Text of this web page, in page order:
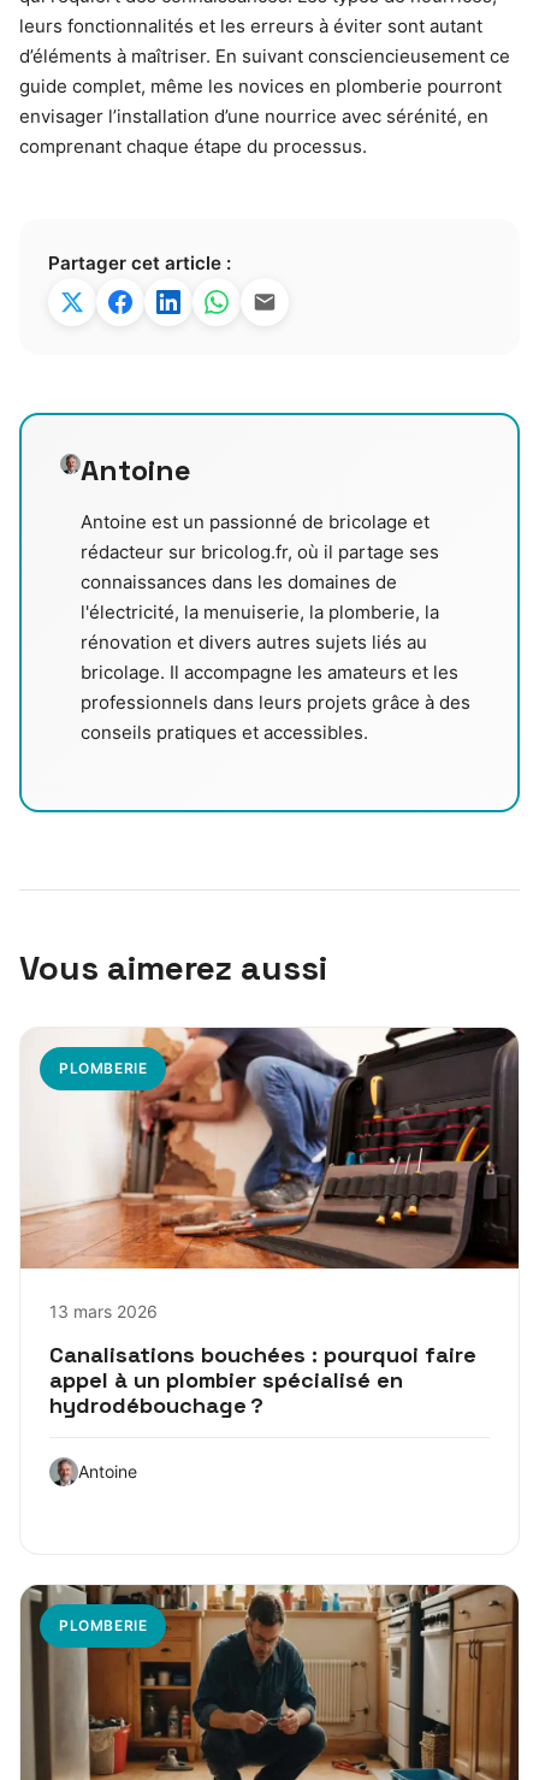
leurs fonctionnalités et les erreurs à éviter sont autant
d’éléments à maîtriser. En suivant consciencieusement ce
guide complet, même les novices en plomberie pourront
envisager l’installation d’une nourrice avec sérénité, en
comprenant chaque étape du processus.
Partager cet article :
Antoine
Antoine est un passionné de bricolage et
rédacteur sur bricolog.fr, où il partage ses
connaissances dans les domaines de
l'électricité, la menuiserie, la plomberie, la
rénovation et divers autres sujets liés au
bricolage. Il accompagne les amateurs et les
professionnels dans leurs projets grâce à des
conseils pratiques et accessibles.
Vous aimerez aussi
PLOMBERIE
13 mars 2026
Canalisations bouchées : pourquoi faire
appel à un plombier spécialisé en
hydrodébouchage ?
Antoine
PLOMBERIE